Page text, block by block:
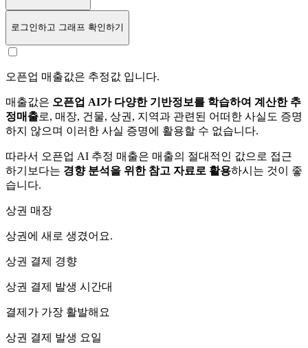
로그인하고 그래프 확인하기
오픈업 매출값은 추정값 입니다.
매출값은 오픈업 AI가 다양한 기반정보를 학습하여 계산한 추
정매출로, 매장, 건물, 상권, 지역과 관련된 어떠한 사실도 증명
하지 않으며 이러한 사실 증명에 활용할 수 없습니다.
따라서 오픈업 AI 추정 매출은 매출의 절대적인 값으로 접근
하기보다는 경향 분석을 위한 참고 자료로 활용하시는 것이 좋
습니다.
상권 매장
상권에 새로 생겼어요.
상권 결제 경향
상권 결제 발생 시간대
결제가 가장 활발해요
상권 결제 발생 요일